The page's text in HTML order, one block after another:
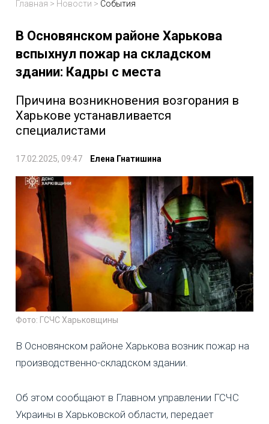
Главная > Новости > События
В Основянском районе Харькова
вспыхнул пожар на складском
здании: Кадры с места
Причина возникновения возгорания в
Харькове устанавливается
специалистами
17.02.2025, 09:47 Елена Гнатишина
Фото: ГСЧС Харьковщины
В Основянском районе Харькова возник пожар на
производственно-складском здании.
Об этом сообщают в Главном управлении ГСЧС
Украины в Харьковской области, передает